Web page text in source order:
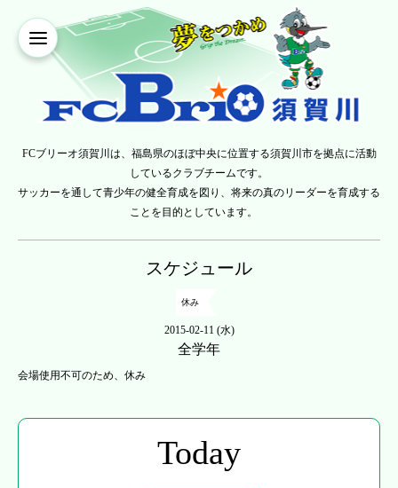
FCブリーオ須賀川は、福島県のほぼ中央に位置する須賀川市を拠点に活動
しているクラブチームです。
サッカーを通して青少年の健全育成を図り、将来の真のリーダーを育成する
ことを目的としています。
スケジュール
休み
2015-02-11 (水)
全学年
会場使用不可のため、休み
Today